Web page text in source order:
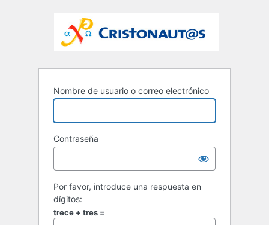
Nombre de usuario o correo electrónico
Contraseña
Por favor, introduce una respuesta en
dígitos:
trece + tres =